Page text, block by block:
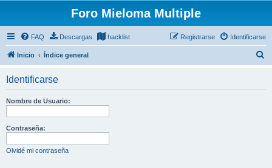
Foro Mieloma Multiple
FAQ Descargas hacklist Identificarse
Registrarse
Inicio Índice general
Identificarse
Nombre de Usuario:
Contraseña:
Olvidé mi contraseña